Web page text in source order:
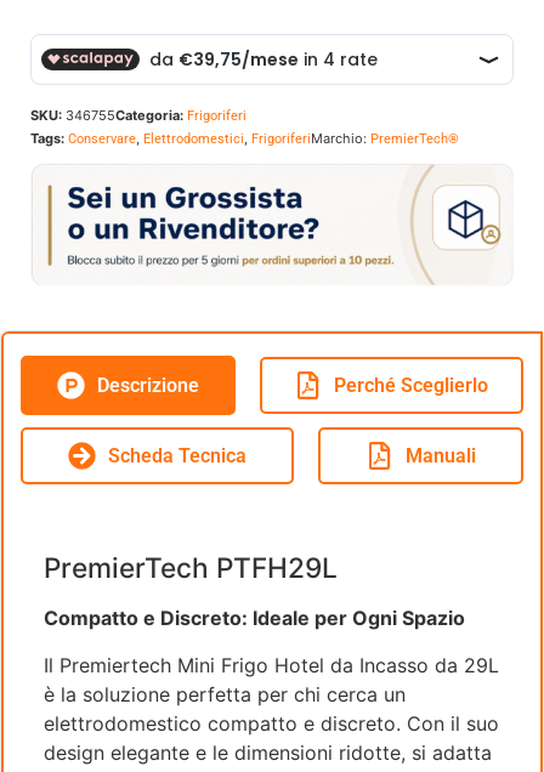
SKU: 346755Categoria: Frigoriferi
Tags: Conservare, Elettrodomestici, FrigoriferiMarchio: PremierTech®
Descrizione Perché Sceglierlo
Scheda Tecnica Manuali
PremierTech PTFH29L
Compatto e Discreto: Ideale per Ogni Spazio
Il Premiertech Mini Frigo Hotel da Incasso da 29L
è la soluzione perfetta per chi cerca un
elettrodomestico compatto e discreto. Con il suo
design elegante e le dimensioni ridotte, si adatta